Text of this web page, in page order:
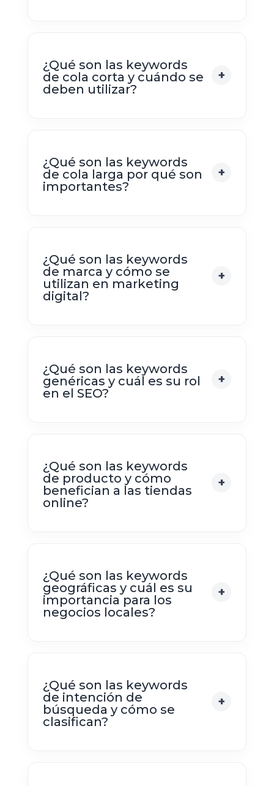
¿Qué son las keywords
de cola corta y cuándo se
deben utilizar?
¿Qué son las keywords
de cola larga por qué son
importantes?
¿Qué son las keywords
de marca y cómo se
utilizan en marketing
digital?
¿Qué son las keywords
genéricas y cuál es su rol
en el SEO?
¿Qué son las keywords
de producto y cómo
benefician a las tiendas
online?
¿Qué son las keywords
geográficas y cuál es su
importancia para los
negocios locales?
¿Qué son las keywords
de intención de
búsqueda y cómo se
clasifican?